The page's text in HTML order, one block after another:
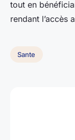
tout en
rendant l’accès
Sante